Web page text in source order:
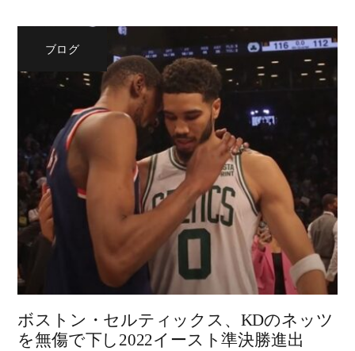
ブログ
ボストン・セルティックス、KDのネッツ
を無傷で下し2022イースト準決勝進出